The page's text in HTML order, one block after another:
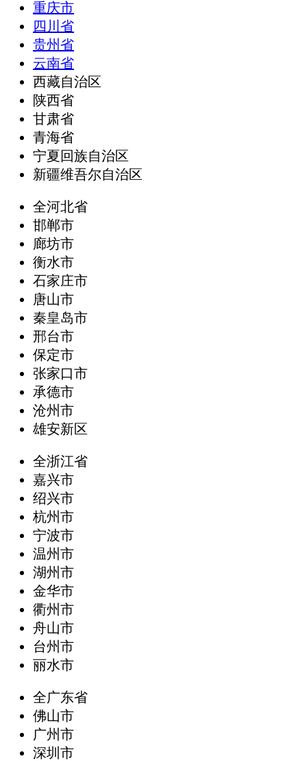
重庆市
四川省
贵州省
云南省
西藏自治区
陕西省
甘肃省
青海省
宁夏回族自治区
新疆维吾尔自治区
全河北省
邯郸市
廊坊市
衡水市
石家庄市
唐山市
秦皇岛市
邢台市
保定市
张家口市
承德市
沧州市
雄安新区
全浙江省
嘉兴市
绍兴市
杭州市
宁波市
温州市
湖州市
金华市
衢州市
舟山市
台州市
丽水市
全广东省
‌佛山市
广州市
深圳市